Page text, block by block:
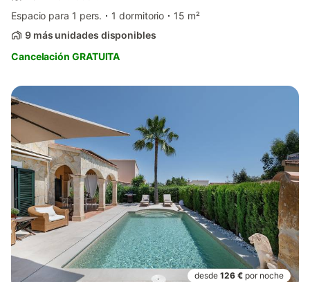
Espacio para 1 pers.
1 dormitorio
15 m²
9 más unidades disponibles
Cancelación GRATUITA
desde 126 € por noche